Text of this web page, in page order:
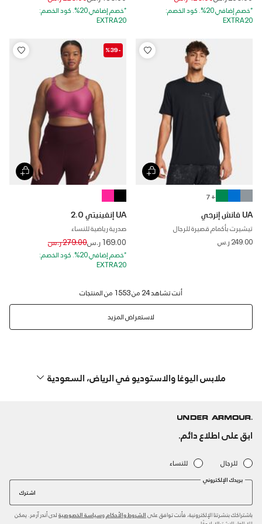
*خصم إضافي 20%. كود الخصم:
EXTRA20
*خصم إضافي 20%. كود الخصم:
EXTRA20
+ 7
UA فانش إنرجي
تيشيرت بأكمام قصيرة للرجال
249.00 ر.س
-%39
UA إنفينيتي 2.0
صدرية رياضية للنساء
169.00 ر.س Price reduced from
279.00 ر.س to
*خصم إضافي 20%. كود الخصم:
EXTRA20
لاستعراض المزيد
ملابس اليوغا والاستوديو في الرياض، السعودية
ابق على اطلاع دائم.
للرجال للنساء
بريدك الإلكتروني
اشترك
باشتراكك بنشرتنا الإلكترونية، فأنت توافق على الشروط والأحكام وسياسة الخصوصية لدى أندر آرمر. يمكن